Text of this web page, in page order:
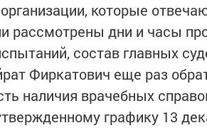
которые
рассмотрены дни и часы
состав главных
Фиркатович еще раз
наличия врачебных
графику 13